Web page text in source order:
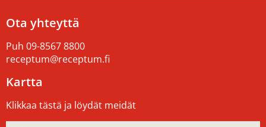
Ota yhteyttä
Puh 09-8567 8800
receptum@receptum.fi
Kartta
Klikkaa tästä ja löydät meidät